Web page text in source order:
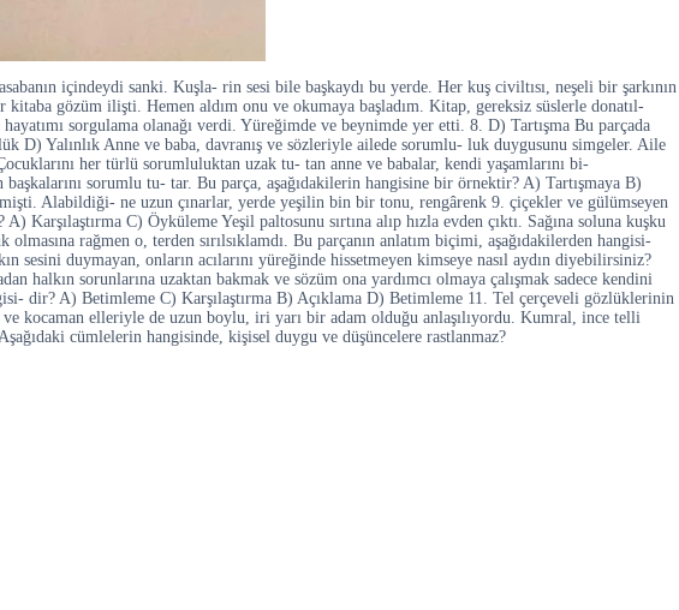
içindeydi sanki. Kuşla- rin sesi bile başkaydı bu yerde. Her kuş civiltısı, neşeli bir şarkının
gözüm ilişti. Hemen aldım onu ve okumaya başladım. Kitap, gereksiz süslerle donatıl-
sorgulama olanağı verdi. Yüreğimde ve beynimde yer etti. 8. D) Tartışma Bu parçada
Yalınlık Anne ve baba, davranış ve sözleriyle ailede sorumlu- luk duygusunu simgeler. Aile
her türlü sorumluluktan uzak tu- tan anne ve babalar, kendi yaşamlarını bi-
sorumlu tu- tar. Bu parça, aşağıdakilerin hangisine bir örnektir? A) Tartışmaya B)
Alabildiği- ne uzun çınarlar, yerde yeşilin bin bir tonu, rengârenk 9. çiçekler ve gülümseyen
Karşılaştırma C) Öyküleme Yeşil paltosunu sırtına alıp hızla evden çıktı. Sağına soluna kuşku
rağmen o, terden sırılsıklamdı. Bu parçanın anlatım biçimi, aşağıdakilerden hangisi-
duymayan, onların acılarını yüreğinde hissetmeyen kimseye nasıl aydın diyebilirsiniz?
sorunlarına uzaktan bakmak ve sözüm ona yardımcı olmaya çalışmak sadece kendini
dir? A) Betimleme C) Karşılaştırma B) Açıklama D) Betimleme 11. Tel çerçeveli gözlüklerinin
kocaman elleriyle de uzun boylu, iri yarı bir adam olduğu anlaşılıyordu. Kumral, ince telli
cümlelerin hangisinde, kişisel duygu ve düşüncelere rastlanmaz?